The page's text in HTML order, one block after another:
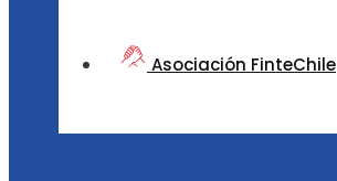
Asociación FinteChile